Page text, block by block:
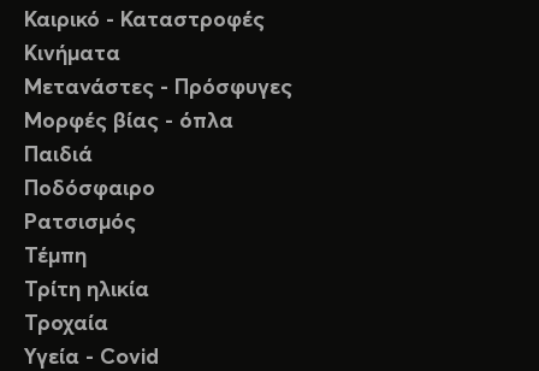
Καιρικό - Καταστροφές
Κινήματα
Μετανάστες - Πρόσφυγες
Μορφές βίας - όπλα
Παιδιά
Ποδόσφαιρο
Ρατσισμός
Τέμπη
Τρίτη ηλικία
Τροχαία
Υγεία - Covid